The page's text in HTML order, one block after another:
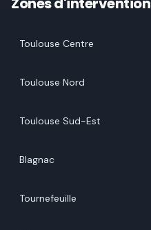
Toulouse Centre
Toulouse Nord
Toulouse Sud-Est
Blagnac
Tournefeuille